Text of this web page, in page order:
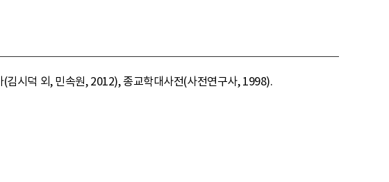
시덕 외, 민속원, 2012), 종교학대사전(사전연구사, 1998).